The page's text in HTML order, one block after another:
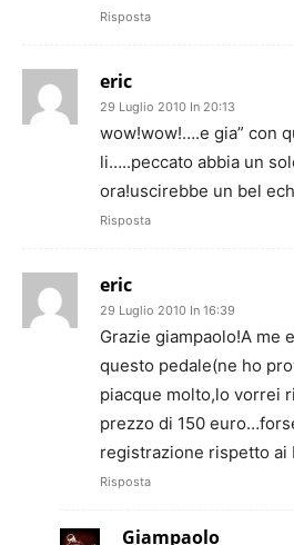
Risposta
eric
29 Luglio 2010 In 20:13
wow!wow!….e gia” con
li…..peccato abbia un
ora!uscirebbe un bel
Risposta
eric
29 Luglio 2010 In 16:39
Grazie giampaolo!A me
questo pedale(ne ho
piacque molto,lo vorrei
prezzo di 150
registrazione rispetto ai
Risposta
Giampaolo